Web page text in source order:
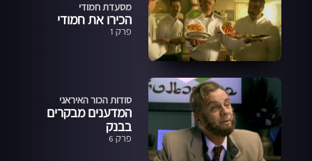
מסעדת חמודי
הכירו את חמודי
פרק 1
סודות הכור האיראני
המדענים מבקרים
בבנק
פרק 6